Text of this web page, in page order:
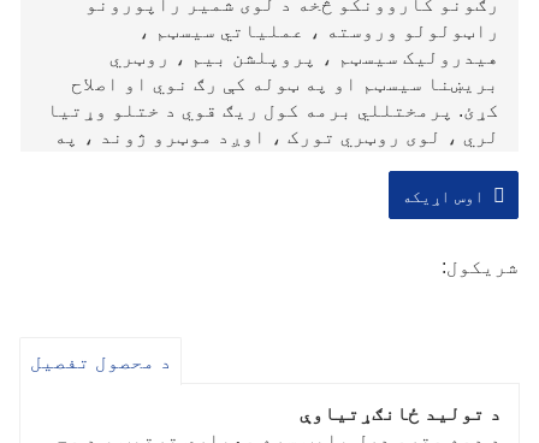
رګونو کاروونکو څخه د لوی شمیر راپورونو
راټولولو وروسته ، عملیاتي سیسټم ،
هیدرولیک سیسټم ، پروپلشن بیم ، روټري
بریښنا سیسټم او په ټوله کې رګ نوي او اصلاح
کړئ. پرمختللي برمه کول ریګ قوي د ختلو وړتیا
لري ، لوی روټري تورک ، اوږد موټرو ژوند ، په
سوري او افقی سوري لپاره مناسب دی ، او د
مختلف خلاص کندې کان کیندنې چاپیریال لپاره
اوس اړیکه
شریکول:
د محصول تفصیل
د تولید ځانګړتیاوې